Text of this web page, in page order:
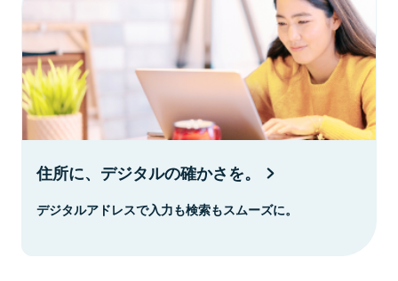
住所に、デジタルの確かさを。
デジタルアドレスで入力も検索もスムーズに。